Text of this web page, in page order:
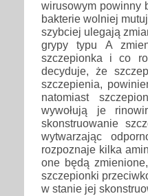
wirusowym powinny
bakterie wolniej
szybciej ulegają
grypy typu A
szczepionka i co
decyduje, że
szczepienia,
natomiast
wywołują je
skonstruowanie
wytwarzając
rozpoznaje kilka
one będą
szczepionki
w stanie jej